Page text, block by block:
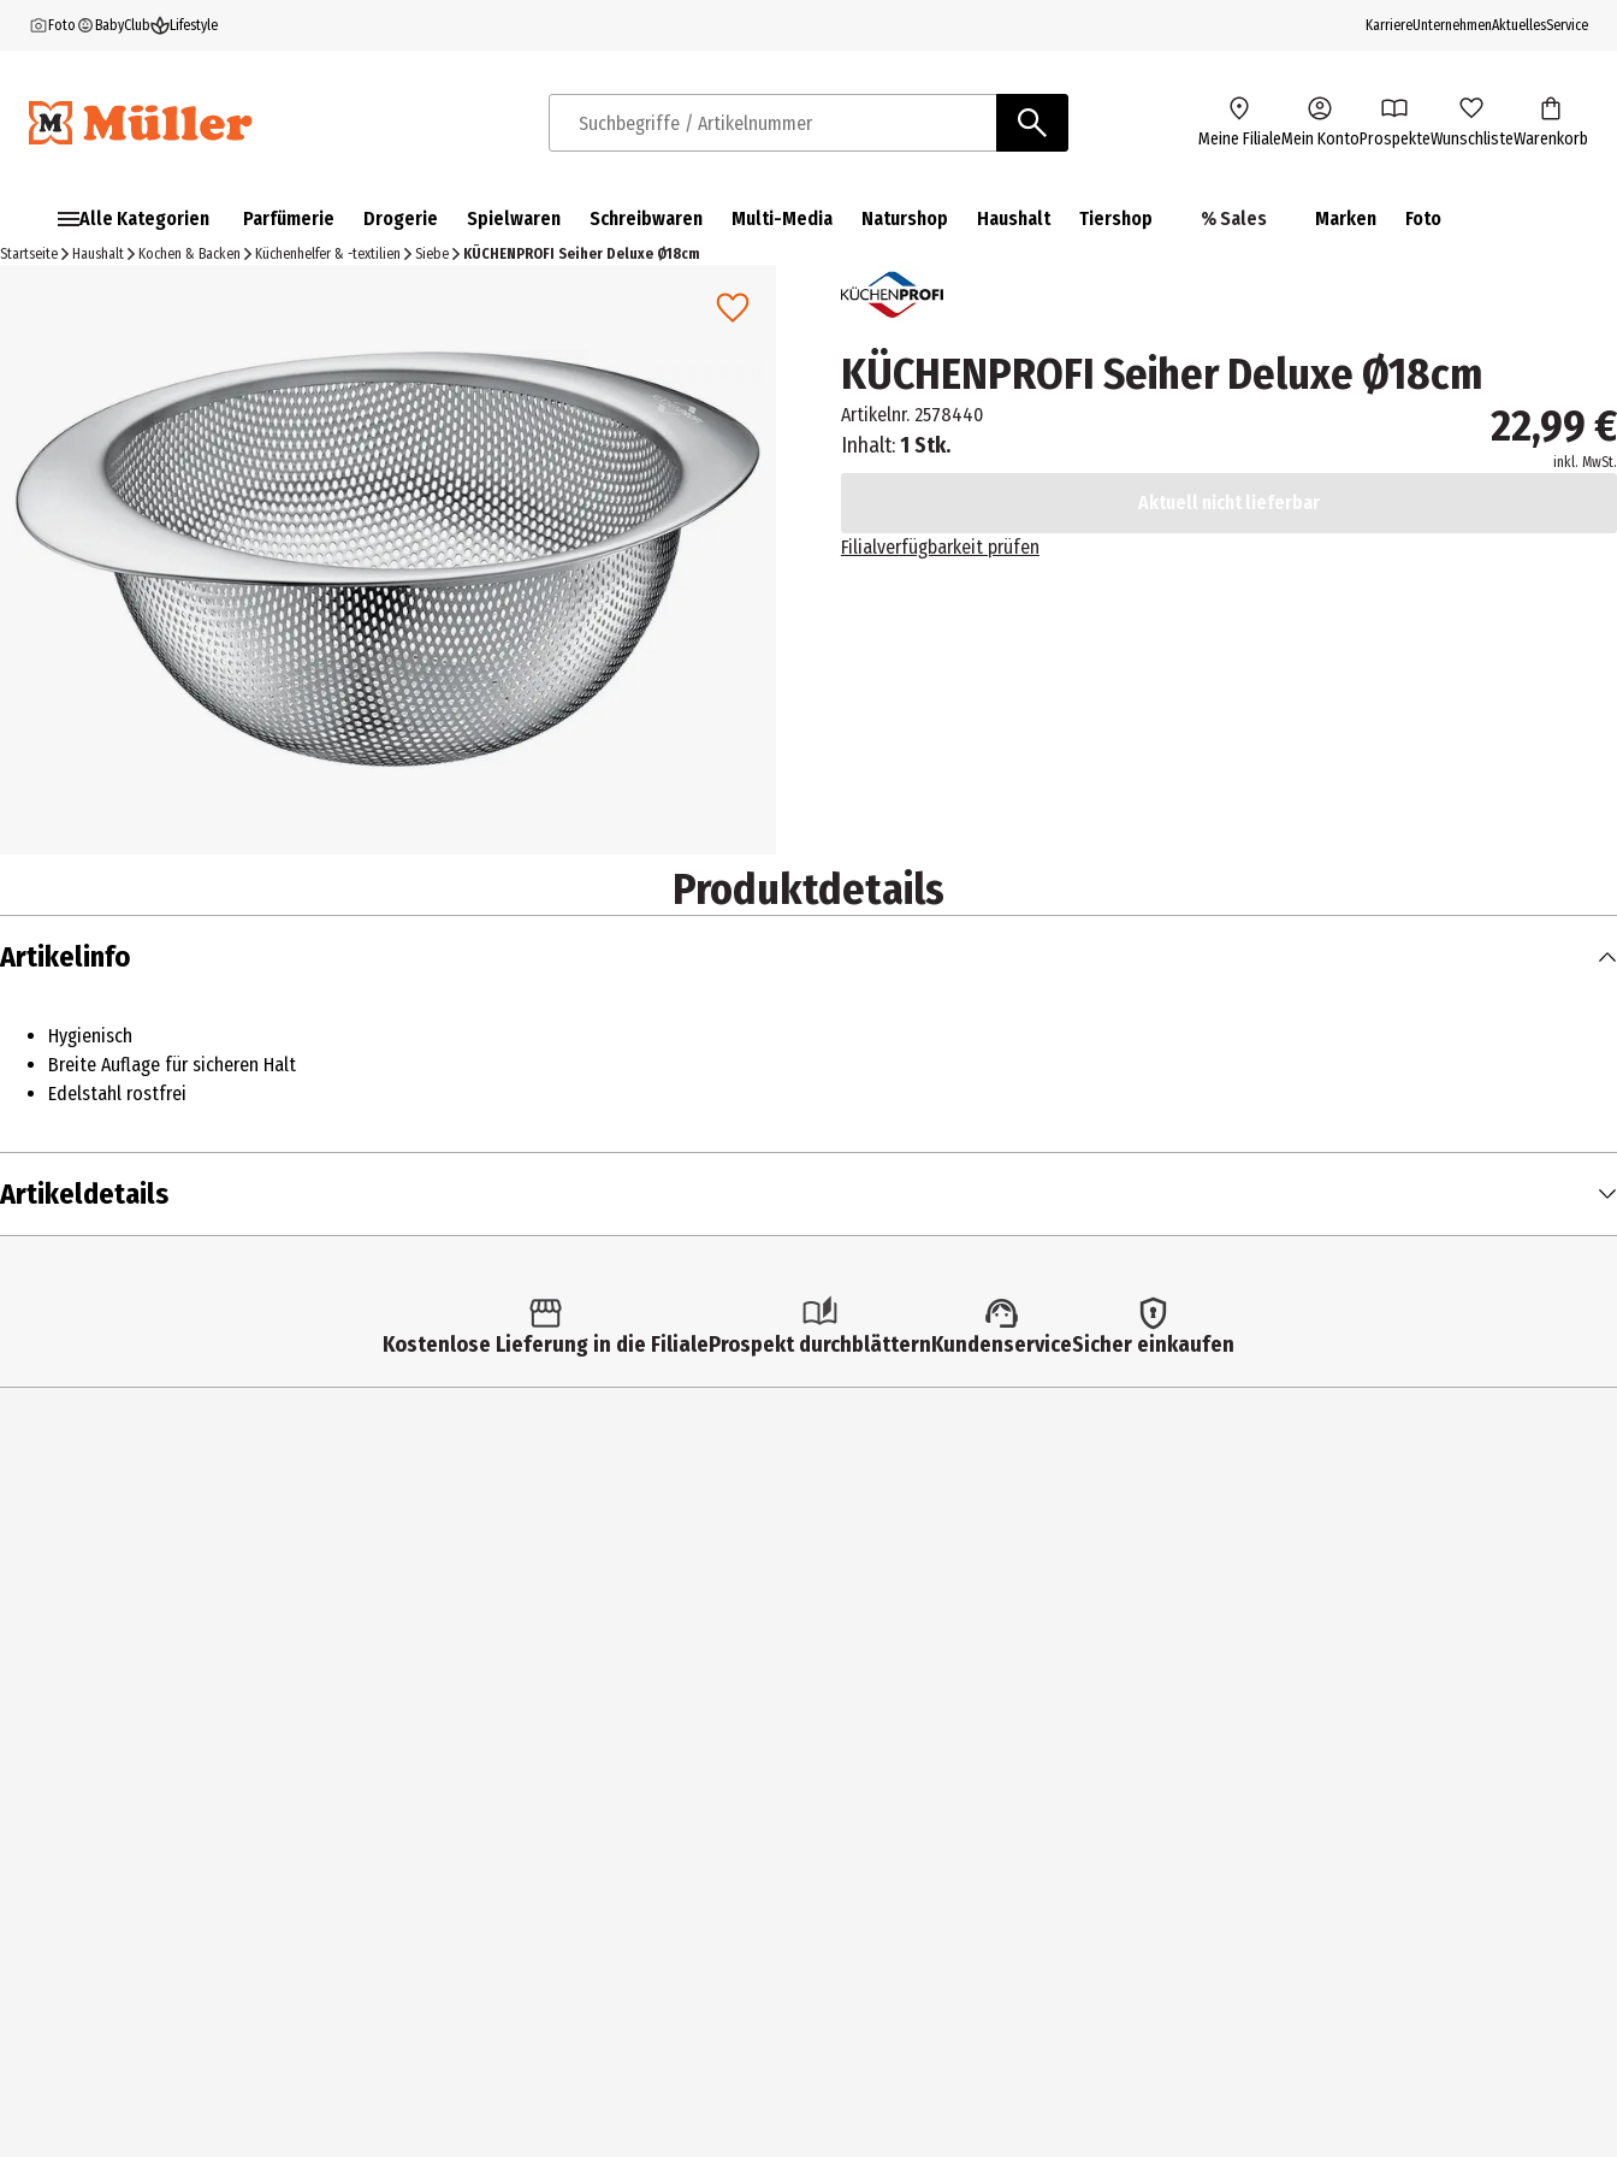
Foto BabyClub Lifestyle KarriereUnternehmenAktuellesService
Suchbegriffe / Artikelnummer Meine FilialeMein KontoProspekteWunschlisteWarenkorb
Alle Kategorien Parfümerie Drogerie Spielwaren Schreibwaren Multi-Media Naturshop Haushalt Tiershop % Sales Marken Foto
Startseite Haushalt Kochen & Backen Küchenhelfer & -textilien Siebe KÜCHENPROFI Seiher Deluxe Ø18cm
KÜCHENPROFI Seiher Deluxe Ø18cm
Artikelnr. 2578440
Inhalt:1 Stk. 22,99 €
inkl. MwSt.
Aktuell nicht lieferbar
Filialverfügbarkeit prüfen
Produktdetails
Artikelinfo
Hygienisch
Breite Auflage für sicheren Halt
Edelstahl rostfrei
Artikeldetails
22 cm
Kostenlose Lieferung in die FilialeProspekt durchblätternKundenserviceSicher einkaufen